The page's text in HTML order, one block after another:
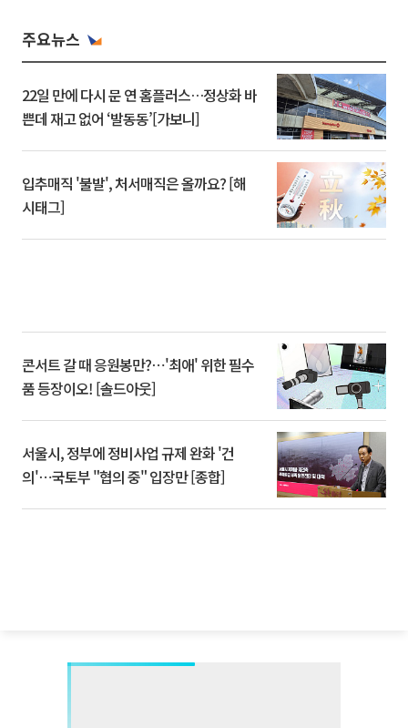
주요뉴스
22일 만에 다시 문 연 홈플러스…정상화 바
쁜데 재고 없어 ‘발동동’[가보니]
입추매직 '불발', 처서매직은 올까요? [해
시태그]
콘서트 갈 때 응원봉만?⋯'최애' 위한 필수
품 등장이오! [솔드아웃]
서울시, 정부에 정비사업 규제 완화 '건
의'⋯국토부 "협의 중" 입장만 [종합]